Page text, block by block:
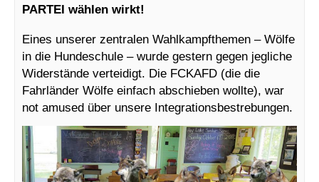
PARTEI wählen wirkt!
Eines unserer zentralen Wahlkampfthemen – Wölfe
in die Hundeschule – wurde gestern gegen jegliche
Widerstände verteidigt. Die FCKAFD (die die
Fahrländer Wölfe einfach abschieben wollte), war
not amused über unsere Integrationsbestrebungen.